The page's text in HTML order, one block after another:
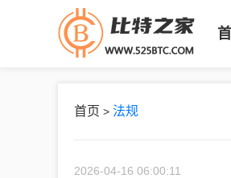
首页 > 法规
2026-04-16 06:00:11